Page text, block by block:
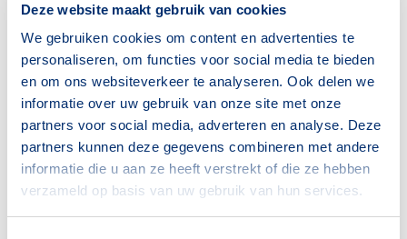
Deze website maakt gebruik van cookies
We gebruiken cookies om content en advertenties te
personaliseren, om functies voor social media te bieden
en om ons websiteverkeer te analyseren. Ook delen we
informatie over uw gebruik van onze site met onze
partners voor social media, adverteren en analyse. Deze
partners kunnen deze gegevens combineren met andere
informatie die u aan ze heeft verstrekt of die ze hebben
verzameld op basis van uw gebruik van hun services.
Huishoudens
Alleenwonend
1069
Gezin zonder kinderen
621
Gezin met kinderen
795
Bron: CBS